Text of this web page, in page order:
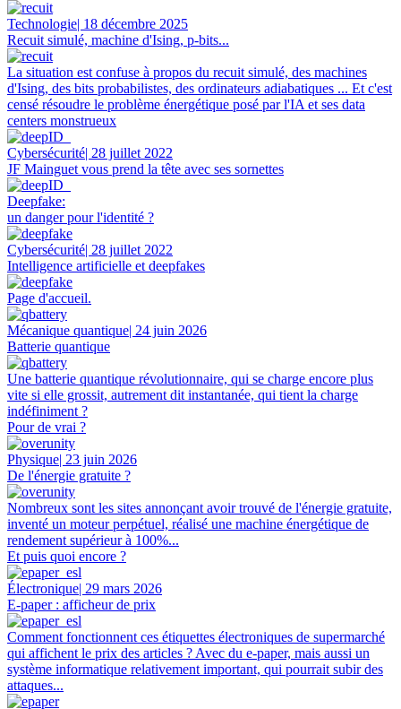
Technologie| 18 décembre 2025
Recuit simulé, machine d'Ising, p-bits...
La situation est confuse à propos du recuit simulé, des machines
d'Ising, des bits probabilistes, des ordinateurs adiabatiques ... Et c'est
censé résoudre le problème énergétique posé par l'IA et ses data
centers monstrueux
Cybersécurité| 28 juillet 2022
JF Mainguet vous prend la tête avec ses sornettes
Deepfake:
un danger pour l'identité ?
Cybersécurité| 28 juillet 2022
Intelligence artificielle et deepfakes
Page d'accueil.
Mécanique quantique| 24 juin 2026
Batterie quantique
Une batterie quantique révolutionnaire, qui se charge encore plus
vite si elle grossit, autrement dit instantanée, qui tient la charge
indéfiniment ?
Pour de vrai ?
Physique| 23 juin 2026
De l'énergie gratuite ?
Nombreux sont les sites annonçant avoir trouvé de l'énergie gratuite,
inventé un moteur perpétuel, réalisé une machine énergétique de
rendement supérieur à 100%...
Et puis quoi encore ?
Électronique| 29 mars 2026
E-paper : afficheur de prix
Comment fonctionnent ces étiquettes électroniques de supermarché
qui affichent le prix des articles ? Avec du e-paper, mais aussi un
système informatique relativement important, qui pourrait subir des
attaques...